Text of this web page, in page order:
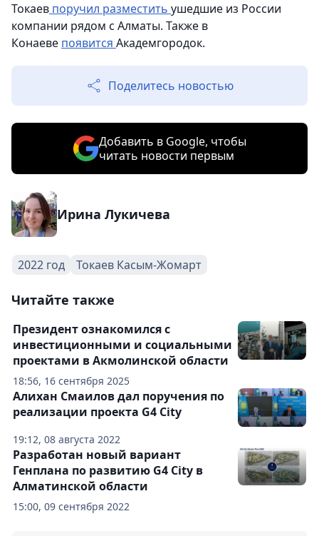
Токаев поручил разместить ушедшие из России
компании рядом с Алматы. Также в
Конаеве появится Академгородок.
Поделитесь новостью
Добавить в Google, чтобы
читать новости первым
Ирина Лукичева
2022 год Токаев Касым-Жомарт
Читайте также
18:56, 16 сентября 2025
Президент ознакомился с
инвестиционными и социальными
проектами в Акмолинской области
19:12, 08 августа 2022
Алихан Смаилов дал поручения по
реализации проекта G4 City
15:00, 09 сентября 2022
Разработан новый вариант
Генплана по развитию G4 City в
Алматинской области